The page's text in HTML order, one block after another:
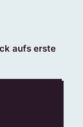
aufs erste